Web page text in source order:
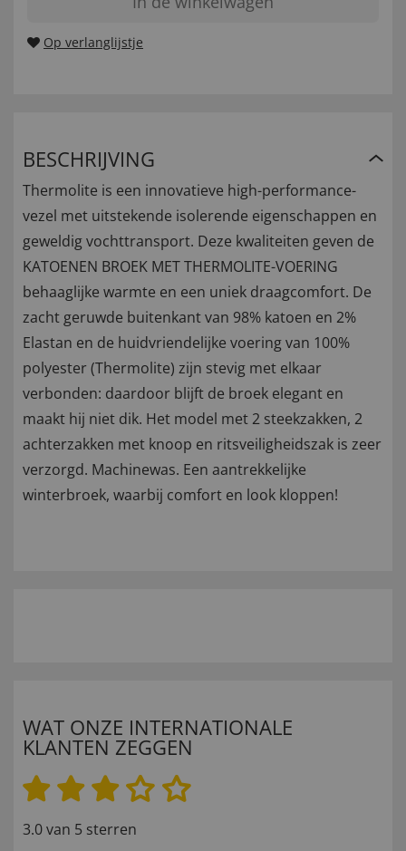
Op verlanglijstje
BESCHRIJVING
Thermolite is een innovatieve high-performance-
vezel met uitstekende isolerende eigenschappen en
geweldig vochttransport. Deze kwaliteiten geven de
KATOENEN BROEK MET THERMOLITE-VOERING
behaaglijke warmte en een uniek draagcomfort. De
zacht geruwde buitenkant van 98% katoen en 2%
Elastan en de huidvriendelijke voering van 100%
polyester (Thermolite) zijn stevig met elkaar
verbonden: daardoor blijft de broek elegant en
maakt hij niet dik. Het model met 2 steekzakken, 2
achterzakken met knoop en ritsveiligheidszak is zeer
verzorgd. Machinewas. Een aantrekkelijke
winterbroek, waarbij comfort en look kloppen!
WAT ONZE INTERNATIONALE
KLANTEN ZEGGEN
3.0 van 5 sterren